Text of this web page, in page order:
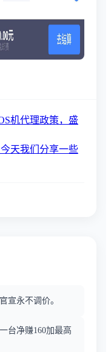
机代理政策，盛
天我们分享一些
宣永不调价。
台净赚160加最高